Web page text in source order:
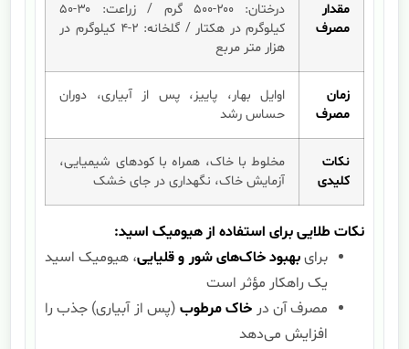
مقدار
مصرف
درختان: ۲۰۰-۵۰۰ گرم / زراعت: ۳۰-۵۰
کیلوگرم در هکتار / گلخانه: ۲-۴ کیلوگرم در
هزار متر مربع
زمان
مصرف
اوایل بهار، پاییز، پس از آبیاری، دوران
حساس رشد
نکات
کلیدی
مخلوط با خاک، همراه با کودهای شیمیایی،
آزمایش خاک، نگهداری در جای خشک
نکات طلایی برای استفاده از هیومیک اسید:
برایبهبود خاک‌های شور و قلیایی، هیومیک اسید
یک راهکار مؤثر است
مصرف آن در خاک مرطوب(پس از آبیاری) جذب را
افزایش می‌دهد